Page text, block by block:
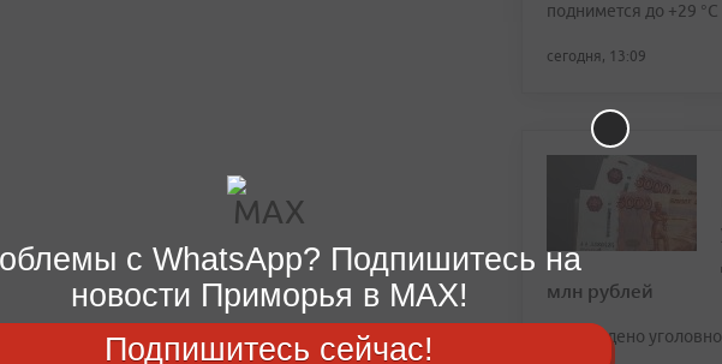
поднимется до +29 °С
сегодня, 13:09
млн рублей
Возбуждено
с WhatsApp? Подпишитесь на
новости Приморья в MAX!
Подпишитесь сейчас!